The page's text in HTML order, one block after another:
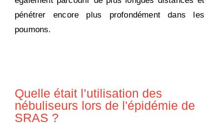
pénétrer encore plus profondément dans les
poumons.
Quelle était l’utilisation des
nébuliseurs lors de l'épidémie de
SRAS ?